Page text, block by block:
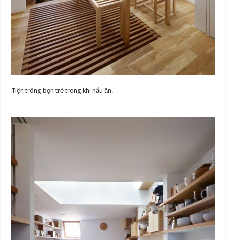
Tiện trông bọn trẻ trong khi nấu ăn.